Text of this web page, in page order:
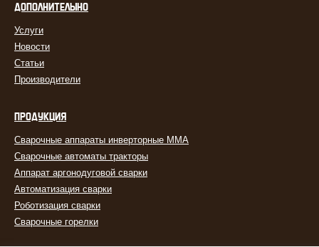
ДОПОЛНИТЕЛЬНО
Услуги
Новости
Статьи
Производители
ПРОДУКЦИЯ
Сварочные аппараты инверторные MMA
Сварочные автоматы тракторы
Аппарат аргонодуговой сварки
Автоматизация сварки
Роботизация сварки
Сварочные горелки